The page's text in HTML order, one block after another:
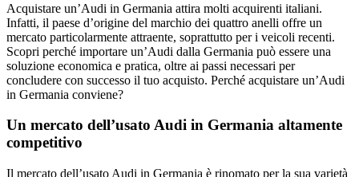
Acquistare un’Audi in Germania attira molti acquirenti italiani.
Infatti, il paese d’origine del marchio dei quattro anelli offre un
mercato particolarmente attraente, soprattutto per i veicoli recenti.
Scopri perché importare un’Audi dalla Germania può essere una
soluzione economica e pratica, oltre ai passi necessari per
concludere con successo il tuo acquisto. Perché acquistare un’Audi
in Germania conviene?
Un mercato dell’usato Audi in Germania altamente
competitivo
Il mercato dell’usato Audi in Germania è rinomato per la sua varietà